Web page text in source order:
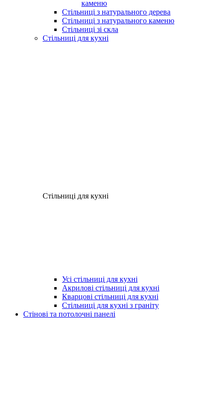
каменю
Стільниці з натурального дерева
Стільниці з натурального каменю
Стільниці зі скла
Стільниці для кухні
Стільниці для кухні
Усі стільниці для кухні
Акрилові стільниці для кухні
Кварцові стільниці для кухні
Стільниці для кухні з граніту
Стінові та потолочні панелі